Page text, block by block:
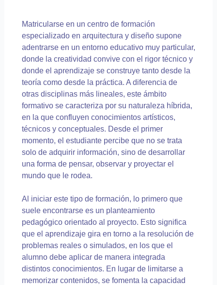
Matricularse en un centro de formación
especializado en arquitectura y diseño supone
adentrarse en un entorno educativo muy particular,
donde la creatividad convive con el rigor técnico y
donde el aprendizaje se construye tanto desde la
teoría como desde la práctica. A diferencia de
otras disciplinas más lineales, este ámbito
formativo se caracteriza por su naturaleza híbrida,
en la que confluyen conocimientos artísticos,
técnicos y conceptuales. Desde el primer
momento, el estudiante percibe que no se trata
solo de adquirir información, sino de desarrollar
una forma de pensar, observar y proyectar el
mundo que le rodea.
Al iniciar este tipo de formación, lo primero que
suele encontrarse es un planteamiento
pedagógico orientado al proyecto. Esto significa
que el aprendizaje gira en torno a la resolución de
problemas reales o simulados, en los que el
alumno debe aplicar de manera integrada
distintos conocimientos. En lugar de limitarse a
memorizar contenidos, se fomenta la capacidad